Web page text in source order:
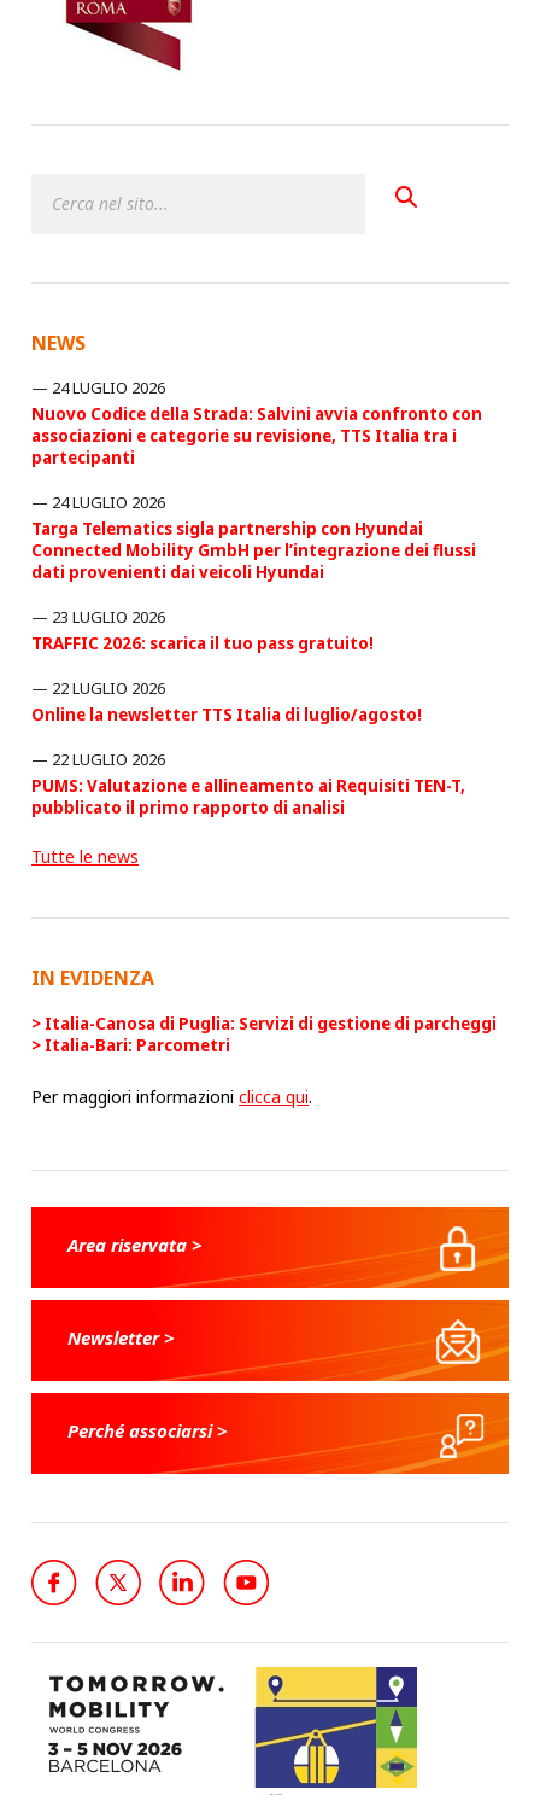
NEWS
24 LUGLIO 2026
Nuovo Codice della Strada: Salvini avvia confronto con
associazioni e categorie su revisione, TTS Italia tra i
partecipanti
24 LUGLIO 2026
Targa Telematics sigla partnership con Hyundai
Connected Mobility GmbH per l’integrazione dei flussi
dati provenienti dai veicoli Hyundai
23 LUGLIO 2026
TRAFFIC 2026: scarica il tuo pass gratuito!
22 LUGLIO 2026
Online la newsletter TTS Italia di luglio/agosto!
22 LUGLIO 2026
PUMS: Valutazione e allineamento ai Requisiti TEN-T,
pubblicato il primo rapporto di analisi
Tutte le news
IN EVIDENZA
Italia-Canosa di Puglia: Servizi di gestione di parcheggi
Italia-Bari: Parcometri
Per maggiori informazioniclicca qui.
Area riservata >
Newsletter >
Perché associarsi >